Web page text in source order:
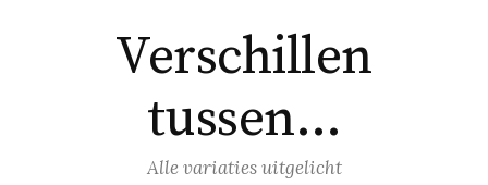
Verschillen
tussen…
Alle variaties uitgelicht